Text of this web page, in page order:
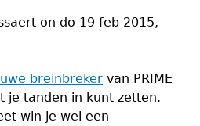
on do 19 feb 2015,
breinbreker van PRIME
je tanden in kunt zetten.
win je wel een